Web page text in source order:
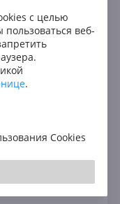
с целью
веб-
.
Cookies